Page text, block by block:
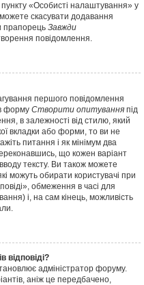
«Особисті налаштування» у
скасувати додавання
прапорець Завжди
повідомлення.
першого повідомлення
форму Створити опитування під
в залежності від стилю, який
вкладки або форми, то ви не
питання і як мінімум два
що кожен варіант
тексту. Ви також можете
можуть обирати користувачі при
обмеження в часі для
і, на сам кінець, можливість
відповіді?
адміністратор форуму.
аніж це передбачено,